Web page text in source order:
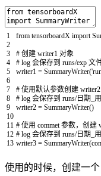
1
2
3
4
5
6
7
8
9
10
11
12
13
from tensorboardX import
# 创建 writer1 对象
# log 会保存到 runs/exp 文
writer1 = SummaryWriter(
# 使用默认参数创建
# log 会保存到 runs/日期_
writer2 = SummaryWriter()
# 使用 commet 参数，创建
# log 会保存到 runs/日期_
writer3 = SummaryWriter(
使用的时候，创建一个